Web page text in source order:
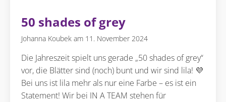
50 shades of grey
Johanna Koubek 11. November 2024
Die Jahreszeit spielt uns gerade „50 shades of grey“
vor, die Blätter sind (noch) bunt und wir sind lila! 💜
Bei uns ist lila mehr als nur eine Farbe – es ist ein
Statement! Wir bei IN A TEAM stehen für